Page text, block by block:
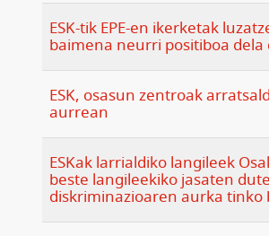
ESK-tik EPE-en ikerketak
baimena neurri positiboa dela
ESK, osasun zentroak
aurrean
ESKak larrialdiko langileek
beste langileekiko jasaten
diskriminazioaren aurka tinko